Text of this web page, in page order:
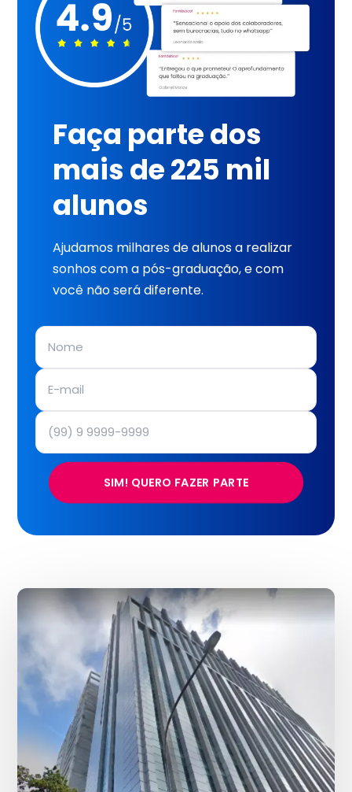
Faça parte dos
mais de 225 mil
alunos
Ajudamos milhares de alunos a realizar
sonhos com a pós-graduação, e com
você não será diferente.
SIM! QUERO FAZER PARTE